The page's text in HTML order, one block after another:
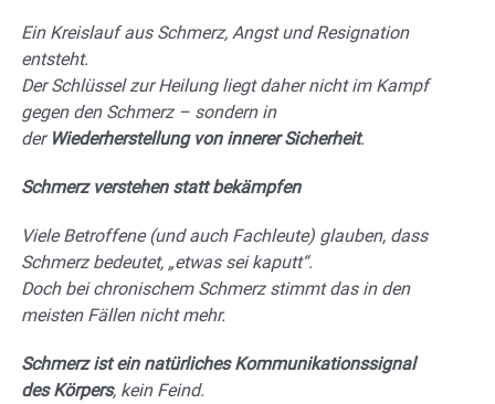
Ein Kreislauf aus Schmerz, Angst und Resignation
entsteht.
Der Schlüssel zur Heilung liegt daher nicht im Kampf
gegen den Schmerz – sondern in
der Wiederherstellung von innerer Sicherheit.
Schmerz verstehen statt bekämpfen
Viele Betroffene (und auch Fachleute) glauben, dass
Schmerz bedeutet, „etwas sei kaputt“.
Doch bei chronischem Schmerz stimmt das in den
meisten Fällen nicht mehr.
Schmerz ist ein natürliches Kommunikationssignal
des Körpers, kein Feind.